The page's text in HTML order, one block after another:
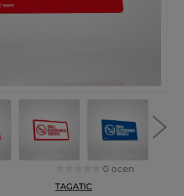
0 ocen
TAGATIC